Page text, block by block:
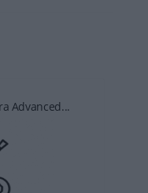
Advanced...